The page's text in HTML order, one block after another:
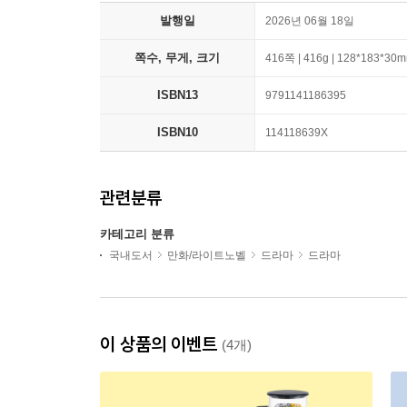
발행일 2026년 06월 18일
쪽수, 무게, 크기 416쪽 | 416g |
ISBN13 9791141186395
ISBN10 114118639X
관련분류
카테고리 분류
국내도서 만화/라이트노벨 드라마 드라마
이 상품의 이벤트 (4개)